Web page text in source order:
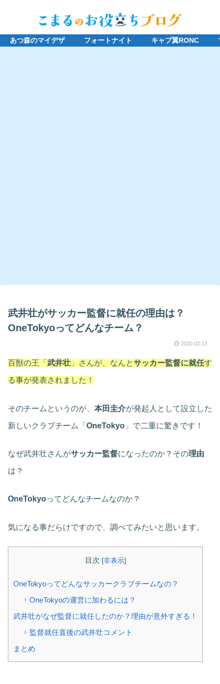
あつ森のマイデザ フォートナイト キャプ翼RONC
武井壮がサッカー監督に就任の理由は？
OneTokyoってどんなチーム？
2020.02.13
百獣の王「 武井壮 」さんが、なんとサッカー監督に就任す
る事が発表されました！
そのチームというのが、 本田圭介が発起人として設立した
新しいクラブチーム「 OneTokyo 」で二重に驚きです！
なぜ武井壮さんがサッカー監督になったのか？その理由
は？
OneTokyoってどんなチームなのか？
気になる事だらけですので、調べてみたいと思います。
目次 [非表示]
OneTokyoってどんなサッカークラブチームなの？
OneTokyoの運営に加わるには？
武井壮がなぜ監督に就任したのか？理由が意外すぎる！
監督就任直後の武井壮コメント
まとめ